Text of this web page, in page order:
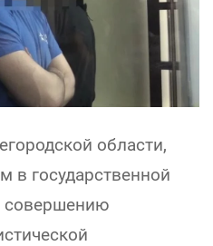
области,
в государственной
совершению